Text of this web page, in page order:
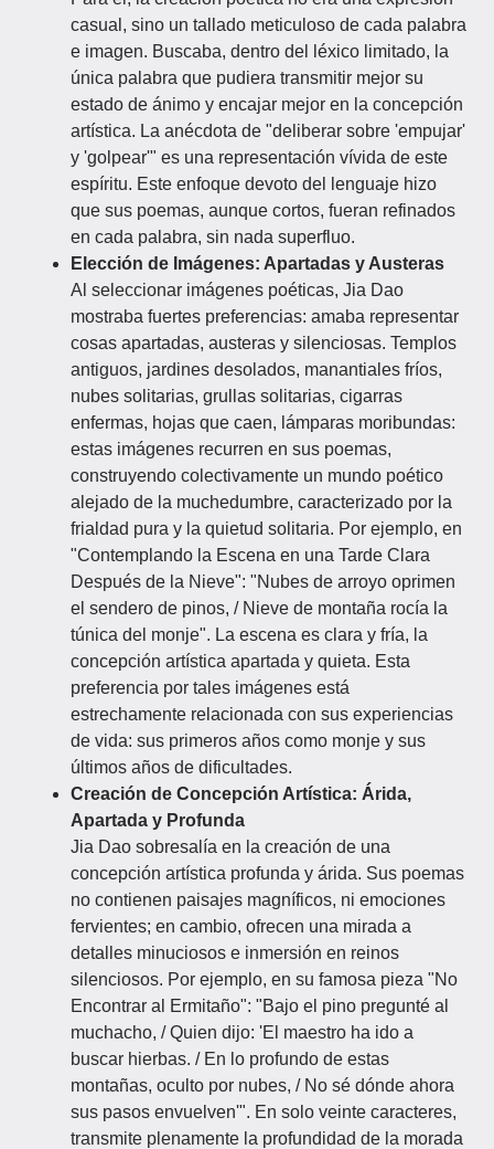
casual, sino un tallado meticuloso de cada palabra
e imagen. Buscaba, dentro del léxico limitado, la
única palabra que pudiera transmitir mejor su
estado de ánimo y encajar mejor en la concepción
artística. La anécdota de "deliberar sobre 'empujar'
y 'golpear'" es una representación vívida de este
espíritu. Este enfoque devoto del lenguaje hizo
que sus poemas, aunque cortos, fueran refinados
en cada palabra, sin nada superfluo.
Elección de Imágenes: Apartadas y Austeras
Al seleccionar imágenes poéticas, Jia Dao
mostraba fuertes preferencias: amaba representar
cosas apartadas, austeras y silenciosas. Templos
antiguos, jardines desolados, manantiales fríos,
nubes solitarias, grullas solitarias, cigarras
enfermas, hojas que caen, lámparas moribundas:
estas imágenes recurren en sus poemas,
construyendo colectivamente un mundo poético
alejado de la muchedumbre, caracterizado por la
frialdad pura y la quietud solitaria. Por ejemplo, en
"Contemplando la Escena en una Tarde Clara
Después de la Nieve": "Nubes de arroyo oprimen
el sendero de pinos, / Nieve de montaña rocía la
túnica del monje". La escena es clara y fría, la
concepción artística apartada y quieta. Esta
preferencia por tales imágenes está
estrechamente relacionada con sus experiencias
de vida: sus primeros años como monje y sus
últimos años de dificultades.
Creación de Concepción Artística: Árida,
Apartada y Profunda
Jia Dao sobresalía en la creación de una
concepción artística profunda y árida. Sus poemas
no contienen paisajes magníficos, ni emociones
fervientes; en cambio, ofrecen una mirada a
detalles minuciosos e inmersión en reinos
silenciosos. Por ejemplo, en su famosa pieza "No
Encontrar al Ermitaño": "Bajo el pino pregunté al
muchacho, / Quien dijo: 'El maestro ha ido a
buscar hierbas. / En lo profundo de estas
montañas, oculto por nubes, / No sé dónde ahora
sus pasos envuelven'". En solo veinte caracteres,
transmite plenamente la profundidad de la morada